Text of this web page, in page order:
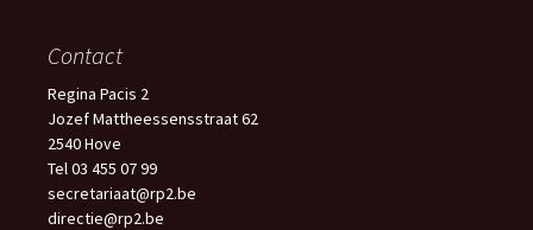
Contact
Regina Pacis 2
Jozef Mattheessensstraat 62
2540 Hove
Tel 03 455 07 99
secretariaat@rp2.be
directie@rp2.be